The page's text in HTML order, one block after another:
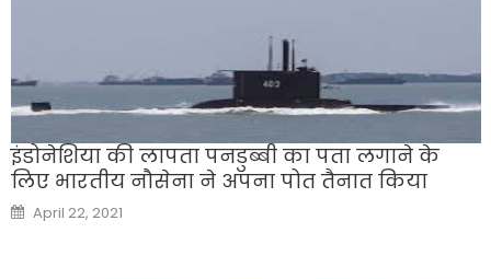
इंडोनेशिया की लापता पनडुब्बी का पता लगाने के
लिए भारतीय नौसेना ने अपना पोत तैनात किया
Posted
on
April 22, 2021